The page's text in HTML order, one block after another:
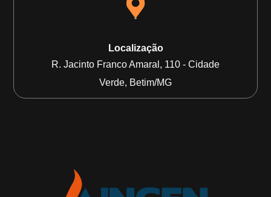
Localização
R. Jacinto Franco Amaral, 110 - Cidade
Verde, Betim/MG